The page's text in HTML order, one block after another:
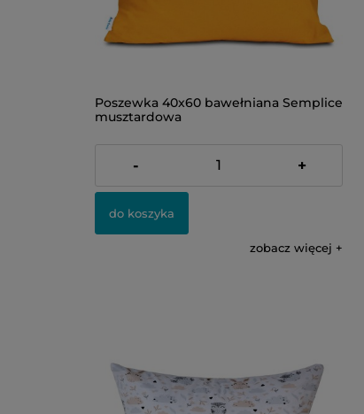
Poszewka 40x60 bawełniana Semplice
musztardowa
23,00 zł
- +
do koszyka
zobacz więcej